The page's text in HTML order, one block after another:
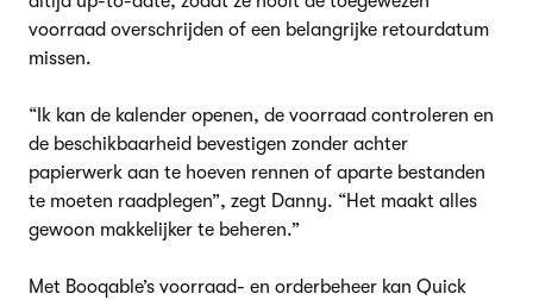
voorraad overschrijden of een belangrijke retourdatum
missen.
“Ik kan de kalender openen, de voorraad controleren en
de beschikbaarheid bevestigen zonder achter
papierwerk aan te hoeven rennen of aparte bestanden
te moeten raadplegen”, zegt Danny. “Het maakt alles
gewoon makkelijker te beheren.”
Met Booqable’s voorraad- en orderbeheer kan Quick